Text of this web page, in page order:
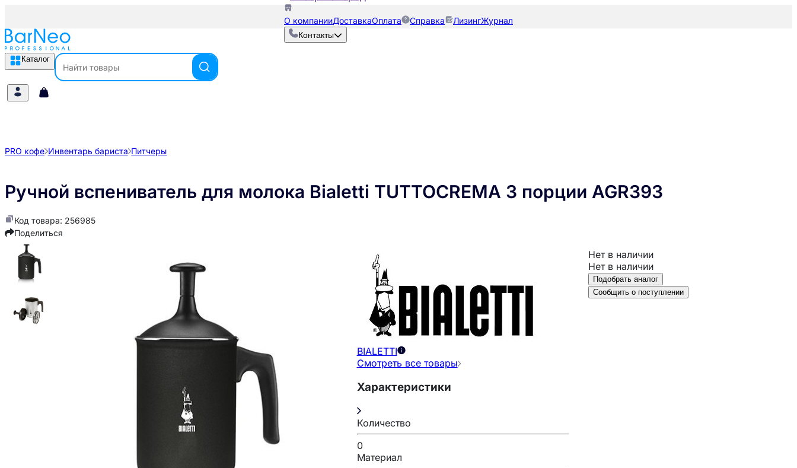
О компанииДоставкаОплата Справка ЛизингЖурнал
Контакты
Каталог
PRO кофе Инвентарь бариста Питчеры
Ручной вспениватель для молока Bialetti TUTTOCREMA 3 порции AGR393
Код товара: 256985
Поделиться
BIALETTI
Смотреть все товары
Характеристики
Количество
0
Материал
Нет в наличии
Нет в наличии
Подобрать аналог
Сообщить о поступлении